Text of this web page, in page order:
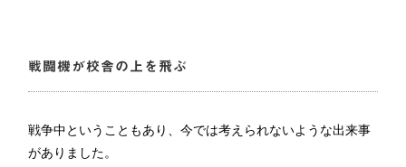
戦闘機が校舎の上を飛ぶ
戦争中ということもあり、今では考えられないような出来事
がありました。